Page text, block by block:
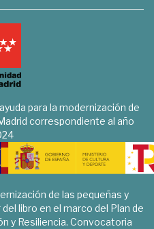
para la modernización de
correspondiente al año
de las pequeñas y
libro en el marco del Plan de
y Resiliencia. Convocatoria